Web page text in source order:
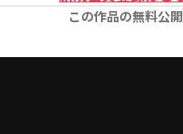
この作品の無料公